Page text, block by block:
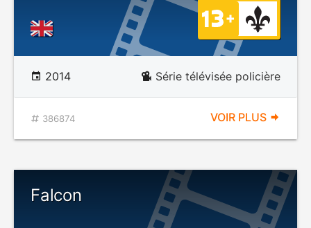
2014 Série télévisée policière
386874 VOIR PLUS
Falcon